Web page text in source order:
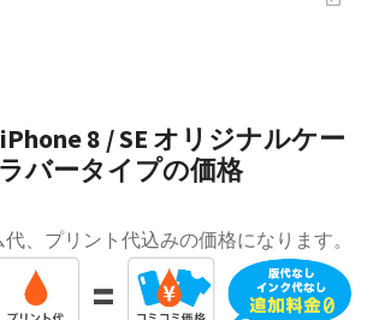
8 / SE オリジナルケー
バータイプの価格
、プリント代込みの価格になります。